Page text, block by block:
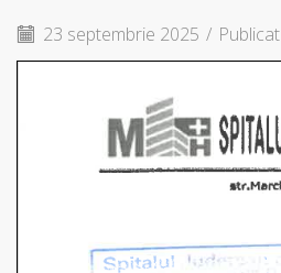
23 septembrie 2025 /